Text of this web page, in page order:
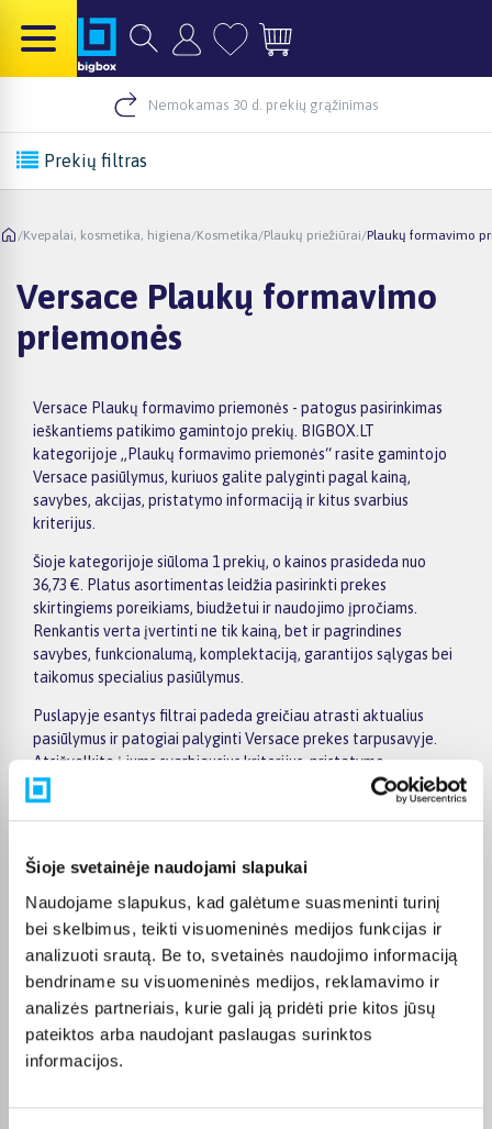
Šioje svetainėje naudojami slapukai
Naudojame slapukus, kad galėtume suasmeninti turinį
bei skelbimus, teikti visuomeninės medijos funkcijas ir
analizuoti srautą. Be to, svetainės naudojimo informaciją
bendriname su visuomeninės medijos, reklamavimo ir
analizės partneriais, kurie gali ją pridėti prie kitos jūsų
pateiktos arba naudojant paslaugas surinktos
informacijos.
Nemokamas 30 d. prekių grąžinimas
Prekių filtras
/Kvepalai, kosmetika, higiena/Kosmetika/Plaukų priežiūrai/Plaukų formavimo
Versace Plaukų formavimo
priemonės
Versace Plaukų formavimo priemonės - patogus pasirinkimas
ieškantiems patikimo gamintojo prekių. BIGBOX.LT
kategorijoje „Plaukų formavimo priemonės“ rasite gamintojo
Versace pasiūlymus, kuriuos galite palyginti pagal kainą,
savybes, akcijas, pristatymo informaciją ir kitus svarbius
kriterijus.
Šioje kategorijoje siūloma 1 prekių, o kainos prasideda nuo
36,73 €. Platus asortimentas leidžia pasirinkti prekes
skirtingiems poreikiams, biudžetui ir naudojimo įpročiams.
Renkantis verta įvertinti ne tik kainą, bet ir pagrindines
savybes, funkcionalumą, komplektaciją, garantijos sąlygas bei
taikomus specialius pasiūlymus.
Puslapyje esantys filtrai padeda greičiau atrasti aktualius
pasiūlymus ir patogiai palyginti Versace prekes tarpusavyje.
Atsižvelkite į jums svarbiausius kriterijus, pristatymo
informaciją ir prekės aprašymą, kad galėtumėte priimti patogų
ir apgalvotą sprendimą.
tinkamiausią variantą internetu.
Pirkėjų atsiliepimai apie prekes
Laura J.